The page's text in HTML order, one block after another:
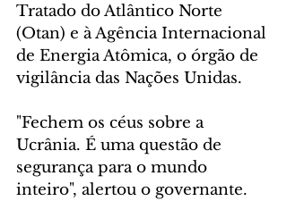
Tratado do Atlântico Norte
(Otan) e à Agência Internacional
de Energia Atômica, o órgão de
vigilância das Nações Unidas.
"Fechem os céus sobre a
Ucrânia. É uma questão de
segurança para o mundo
inteiro", alertou o governante.